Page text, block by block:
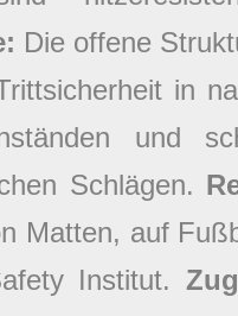
Die offene
in
und
Schlägen.
Matten, auf
Institut.